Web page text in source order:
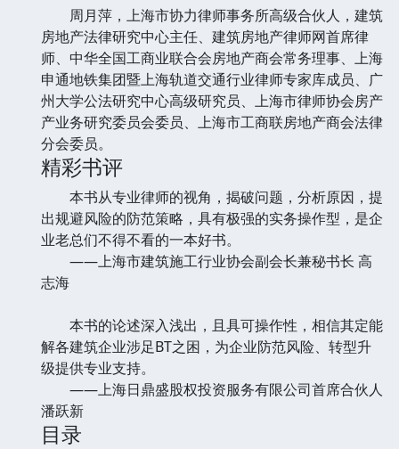
周月萍，上海市协力律师事务所高级合伙人，建筑
房地产法律研究中心主任、建筑房地产律师网首席律
师、中华全国工商业联合会房地产商会常务理事、上海
申通地铁集团暨上海轨道交通行业律师专家库成员、广
州大学公法研究中心高级研究员、上海市律师协会房产
产业务研究委员会委员、上海市工商联房地产商会法律
分会委员。
精彩书评
本书从专业律师的视角，揭破问题，分析原因，提
出规避风险的防范策略，具有极强的实务操作型，是企
业老总们不得不看的一本好书。
——上海市建筑施工行业协会副会长兼秘书长 高
志海
本书的论述深入浅出，且具可操作性，相信其定能
解各建筑企业涉足BT之困，为企业防范风险、转型升
级提供专业支持。
——上海日鼎盛股权投资服务有限公司首席合伙人
潘跃新
目录